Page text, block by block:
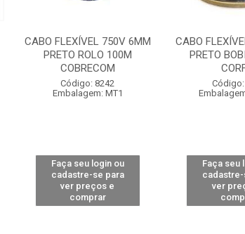
CABO FLEXÍVEL 750V 6MM
PRETO ROLO 100M
COBRECOM
Código: 8242
Embalagem: MT1
Faça seu login ou
cadastre-se para
ver preços e
comprar
CABO
PRETO
Faça seu
ver